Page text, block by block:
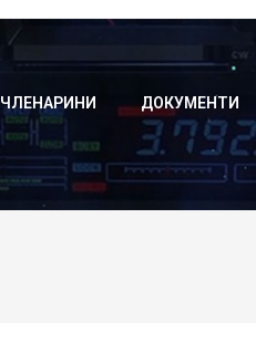
ЧЛЕНАРИНИ ДОКУМЕНТИ